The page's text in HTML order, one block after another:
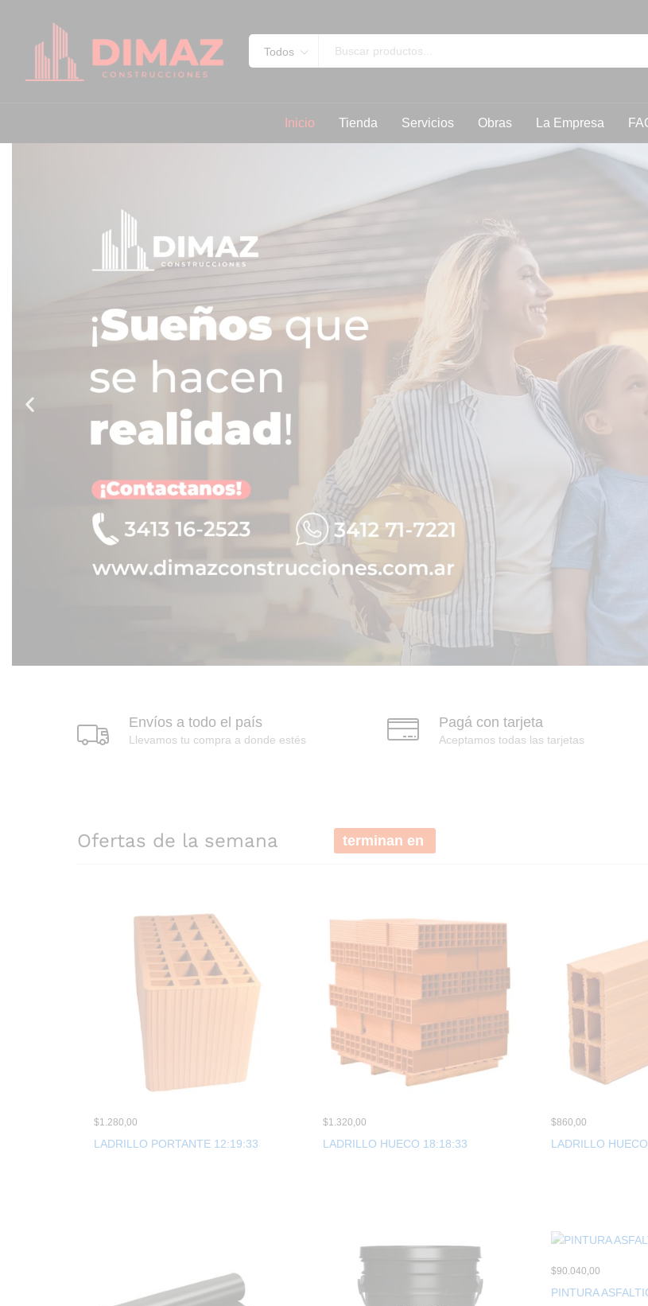
Todos
Inicio Tienda Servicios Obras La Empresa
Envíos a todo el país
Llevamos tu compra a donde estés
Pagá con tarjeta
Aceptamos todas las tarjetas
Ofertas de la semana terminan en
$1.280,00
LADRILLO PORTANTE 12:19:33
$1.320,00
LADRILLO HUECO 18:18:33
$860,00
LADRILLO
$90.040,00
PINTURA